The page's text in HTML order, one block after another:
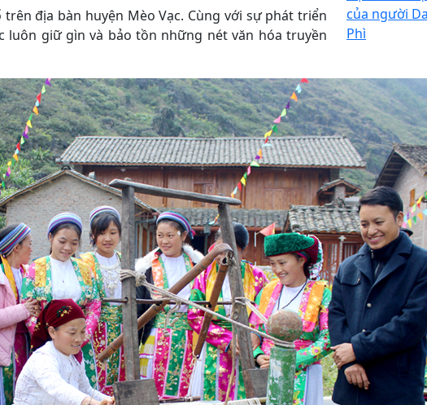
địa bàn huyện Mèo Vạc. Cùng với sự phát triển
luôn giữ gìn và bảo tồn những nét văn hóa truyền
của người
Phì